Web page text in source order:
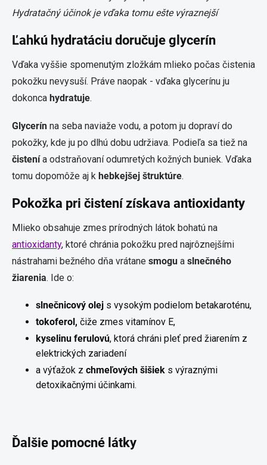
Hydratačný účinok je vďaka tomu ešte výraznejší
Ľahkú hydratáciu doručuje glycerín
Vďaka vyššie spomenutým zložkám mlieko počas čistenia
pokožku nevysuší. Práve naopak - vďaka glycerínu ju
dokonca hydratuje.
Glycerín na seba naviaže vodu, a potom ju dopraví do
pokožky, kde ju po dlhú dobu udržiava. Podieľa sa tiež na
čistenía odstraňovaní odumretých kožných buniek. Vďaka
tomu dopomôže aj k hebkejšej štruktúre.
Pokožka pri čistení získava antioxidanty
Mlieko obsahuje zmes prírodných látok bohatú na
antioxidanty, ktoré chránia pokožku pred najrôznejšími
nástrahami bežného dňa vrátane smogu a slnečného
žiarenia. Ide o:
slnečnicový olej s vysokým podielom betakaroténu,
tokoferol, čiže zmes vitamínov E,
kyselinu ferulovú, ktorá chráni pleť pred žiarením z
elektrických zariadení
a výťažok z chmeľových šišiek s výraznými
detoxikačnými účinkami.
Ďalšie pomocné látky